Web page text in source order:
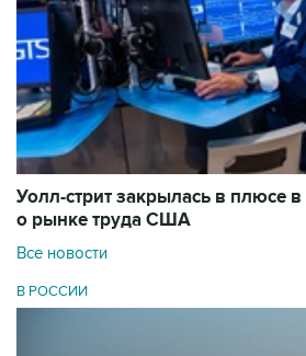
Уолл-стрит закрылась в плюсе
о рынке труда США
Все новости
В РОССИИ